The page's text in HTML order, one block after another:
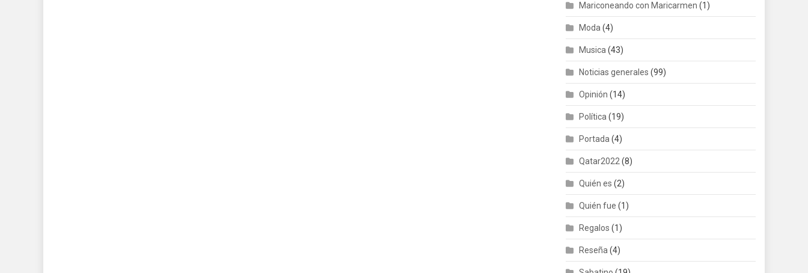
Mariconeando con Maricarmen (1)
Moda (4)
Musica (43)
Noticias generales (99)
Opinión (14)
Política (19)
Portada (4)
Qatar2022 (8)
Quién es (2)
Quién fue (1)
Regalos (1)
Reseña (4)